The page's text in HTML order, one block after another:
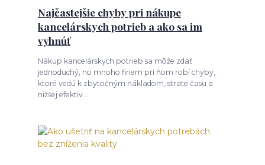
Najčastejšie chyby pri nákupe
kancelárskych potrieb a ako sa im
vyhnúť
Nákup kancelárskych potrieb sa môže zdať
jednoduchý, no mnoho firiem pri ňom robí chyby,
ktoré vedú k zbytočným nákladom, strate času a
nižšej efektiv...